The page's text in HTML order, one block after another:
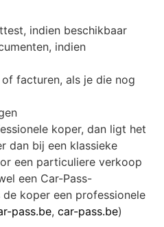
indien beschikbaar
indien
facturen, als je die nog
koper, dan ligt het
dan bij een klassieke
een particuliere verkoop
een Car-Pass-
koper een professionele
pass.be, car-pass.be)